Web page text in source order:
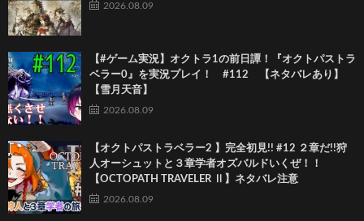
2026.08.09
【#ゲーム実況】オクトラ1の前日譚！『オクトパストラ
ベラー0』を実況プレイ！ #112 【ネタバレあり】
【雪月天音】
2026.08.09
【オクトパストラベラー2 】完全初見!! #12 ２章だ!!狩
人オーシュットと３章学者オズバルドいくぜ！！
【OCTOPATH TRAVELER Ⅱ】ネタバレ注意
2026.08.09